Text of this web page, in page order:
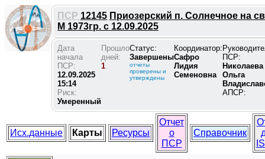
ПСР 12145 Приозерский п. Солнечное на
М 1973гр. с 12.09.2025
Дата
начала
ПСР:
12.09.2025
15:14
Риск:
Умеренный
Прошло
дней:
1
Статус:
Завершены
отчеты
проверены и
утверждены
Координатор:
Сафро
Лидия
Семеновна
ПСР:
Николаева
Ольга
АПСР:
Исх.данные Карты Ресурсы
Отчет
о
ПСР
Справочник